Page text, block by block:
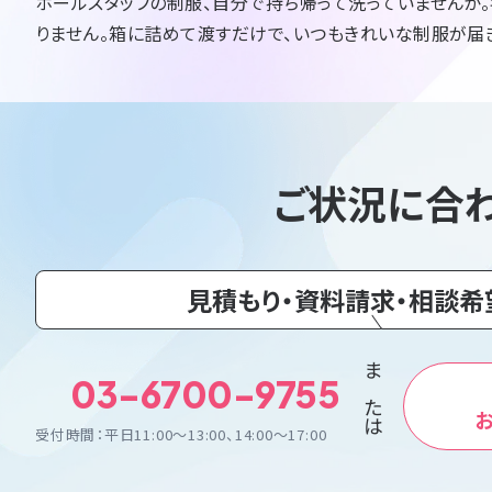
りません。箱に詰めて渡すだけで、いつもきれいな制服が届
ご状況に合
見積もり・資料請求・相談
03-6700-9755
受付時間：平日11:00〜13:00、14:00〜17:00 または